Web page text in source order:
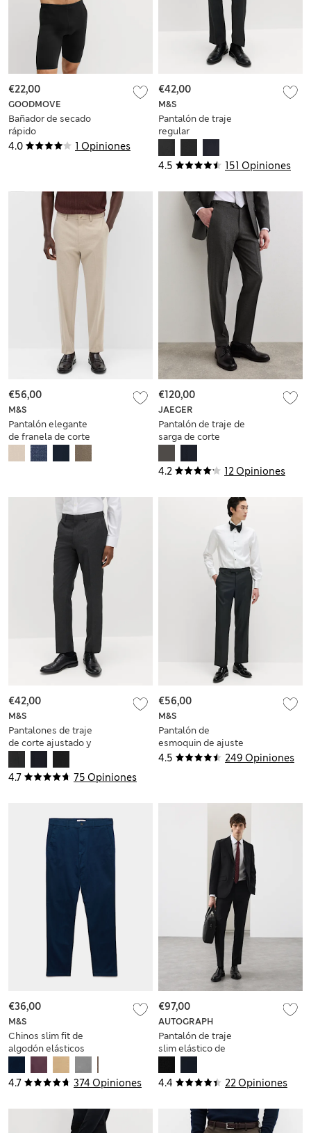
4.0 1 Opiniones
GOODMOVE
Bañador de secado
rápido
€22,00
4.5 151 Opiniones
M&S
Pantalón de traje
regular
€42,00
M&S
Pantalón elegante
de franela de corte
sastre
€56,00
4.2 12 Opiniones
JAEGER
Pantalón de traje de
sarga de corte
€120,00
4.7 75 Opiniones
M&S
Pantalones de traje
de corte ajustado y
€42,00
4.5 249 Opiniones
M&S
Pantalón de
esmoquin de ajuste
estándar elástico
€56,00
4.7 374 Opiniones
M&S
Chinos slim fit de
algodón elásticos
€36,00
4.4 22 Opiniones
AUTOGRAPH
Pantalón de traje
slim elástico de
€97,00